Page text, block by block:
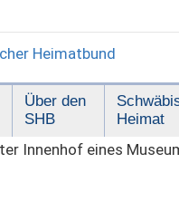
Über den
SHB
Heimat